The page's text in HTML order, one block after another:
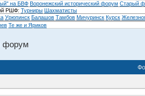
на БВФ Воронежский исторический форум Cтарый
РШФ: Турниры Шахматисты
Урюпинск Балашов Тамбов Мичуринск Курск
Те же и Яриков
форум